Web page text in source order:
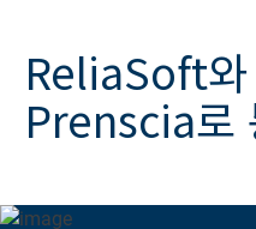
ReliaSoft
Prenscia로